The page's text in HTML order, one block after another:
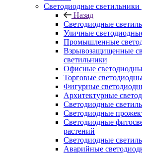
Светодиодные светильники
Назад
Светодиодные
Уличные
Промышленные
Взрывозащищенные
светильники
Офисные
Торговые
Фигурные
Архитектурные
Светодиодные
Светодиодные
Светодиодные
растений
Светодиодные
Аварийные